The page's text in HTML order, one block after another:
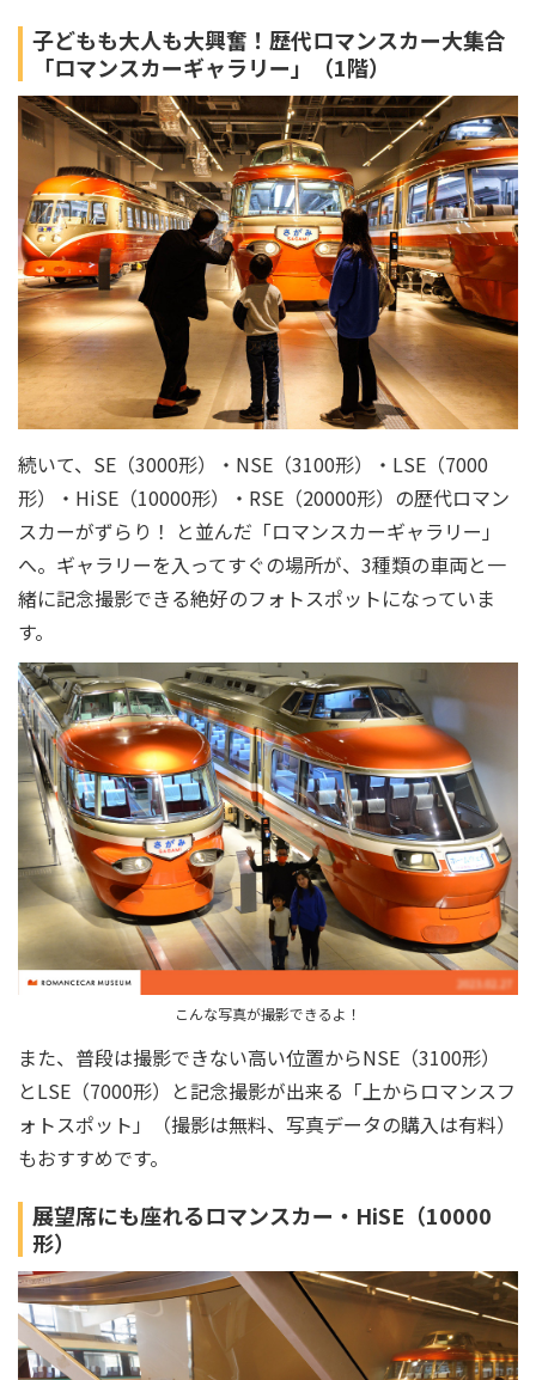
子どもも大人も大興奮！歴代ロマンスカー大集合
「ロマンスカーギャラリー」（1階）
続いて、SE（3000形）・NSE（3100形）・LSE（7000
形）・HiSE（10000形）・RSE（20000形）の歴代ロマン
スカーがずらり！ と並んだ「ロマンスカーギャラリー」
へ。ギャラリーを入ってすぐの場所が、3種類の車両と一
緒に記念撮影できる絶好のフォトスポットになっていま
す。
こんな写真が撮影できるよ！
また、普段は撮影できない高い位置からNSE（3100形）
とLSE（7000形）と記念撮影が出来る「上からロマンスフ
ォトスポット」（撮影は無料、写真データの購入は有料）
もおすすめです。
展望席にも座れるロマンスカー・HiSE（10000
形）